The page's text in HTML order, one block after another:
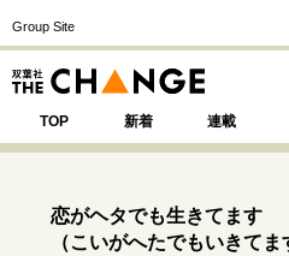
Group Site
TOP 新着 連載
恋がヘタでも生きてます
（こいがへたでもいきてま